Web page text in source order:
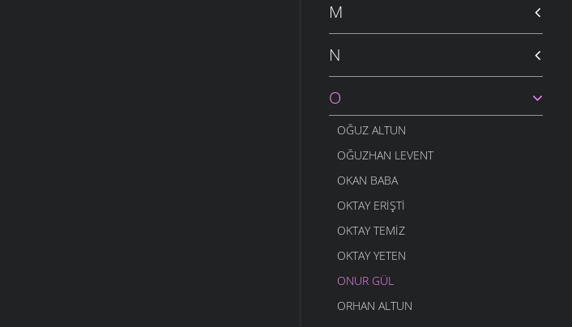
M
N
O
OĞUZ ALTUN
OĞUZHAN LEVENT
OKAN BABA
OKTAY ERIŞTI
OKTAY TEMIZ
OKTAY YETEN
ONUR GÜL
ORHAN ALTUN